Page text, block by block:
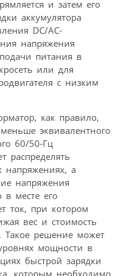
и затем его
аккумулятора
DC/AC-
напряжения
питания в
или для
с низким
как правило,
эквивалентного
60/50-Гц
распределять
а
напряжения
в месте его
ток, при котором
вес и стоимость
решение может
мощности в
быстрой зарядки